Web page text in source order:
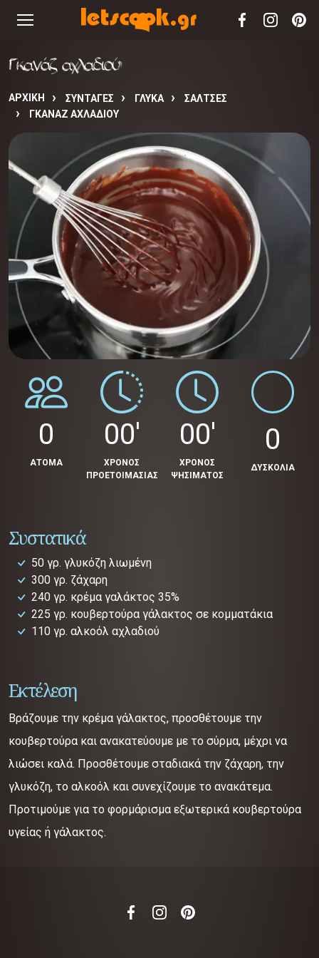
Γκανάζ αχλαδιού
ΑΡΧΙΚΉ ΣΥΝΤΑΓΈΣ ΓΛΥΚΑ
ΣΑΛΤΣΕΣ
ΓΚΑΝΆΖ ΑΧΛΑΔΙΟΎ
0
ΑΤΟΜΑ
00'
ΧΡΟΝΟΣ
ΠΡΟΕΤΟΙΜΑΣΙΑΣ
00'
ΧΡΟΝΟΣ
ΨΗΣΙΜΑΤΟΣ
0
ΔΥΣΚΟΛΙΑ
Συστατικά
50 γρ. γλυκόζη λιωμένη
300 γρ. ζάχαρη
240 γρ. κρέμα γαλάκτος 35%
225 γρ. κουβερτούρα γάλακτος σε κομματάκια
110 γρ. αλκοόλ αχλαδιού
Εκτέλεση
Βράζουμε την κρέμα γάλακτος, προσθέτουμε την
κουβερτούρα και ανακατεύουμε με το σύρμα, μέχρι να
λιώσει καλά. Προσθέτουμε σταδιακά την ζάχαρη, την
γλυκόζη, το αλκοόλ και συνεχίζουμε το ανακάτεμα.
Προτιμούμε για το φορμάρισμα εξωτερικά κουβερτούρα
υγείας ή γάλακτος.